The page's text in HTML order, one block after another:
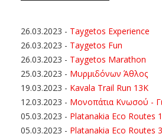
26.03.2023 - Taygetos Experience
26.03.2023 - Taygetos Fun
26.03.2023 - Taygetos Marathon
25.03.2023 - Μυρμιδόνων Άθλος
19.03.2023 - Kavala Trail Run 13K
12.03.2023 - Μονοπάτια Κνωσού -
05.03.2023 - Platanakia Eco Routes
05.03.2023 - Platanakia Eco Routes